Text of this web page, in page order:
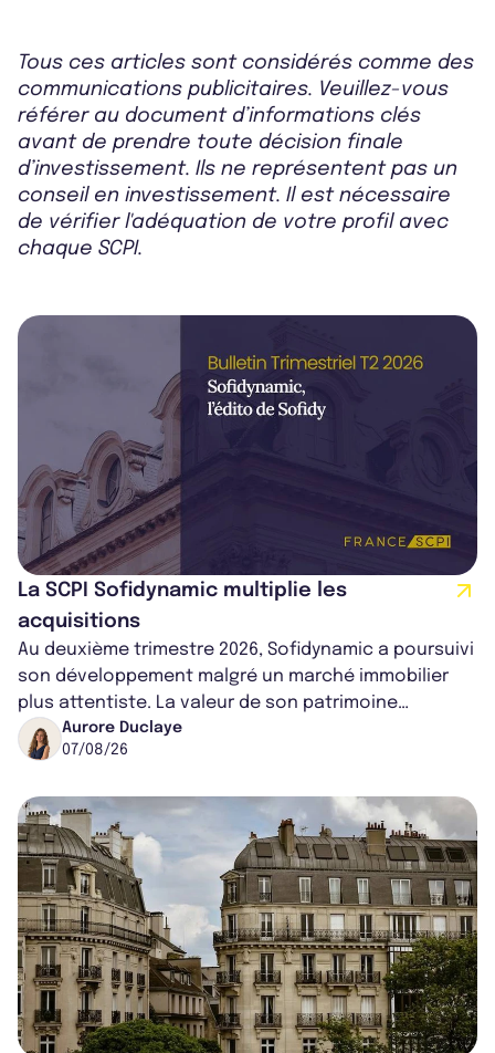
Tous ces articles sont considérés comme des
communications publicitaires. Veuillez-vous
référer au document d’informations clés
avant de prendre toute décision finale
d’investissement. Ils ne représentent pas un
conseil en investissement. Il est nécessaire
de vérifier l'adéquation de votre profil avec
chaque SCPI.
La SCPI Sofidynamic multiplie les
acquisitions
Au deuxième trimestre 2026, Sofidynamic a poursuivi
son développement malgré un marché immobilier
plus attentiste. La valeur de son patrimoine
progresse de 3,8% à périmètre constan...
Aurore Duclaye
07/08/26